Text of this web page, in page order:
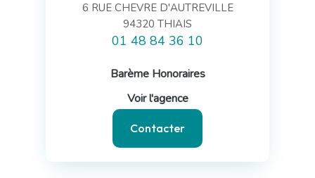
6 RUE CHEVRE D'AUTREVILLE
94320 THIAIS
01 48 84 36 10
Barème Honoraires
Voir l'agence
Contacter